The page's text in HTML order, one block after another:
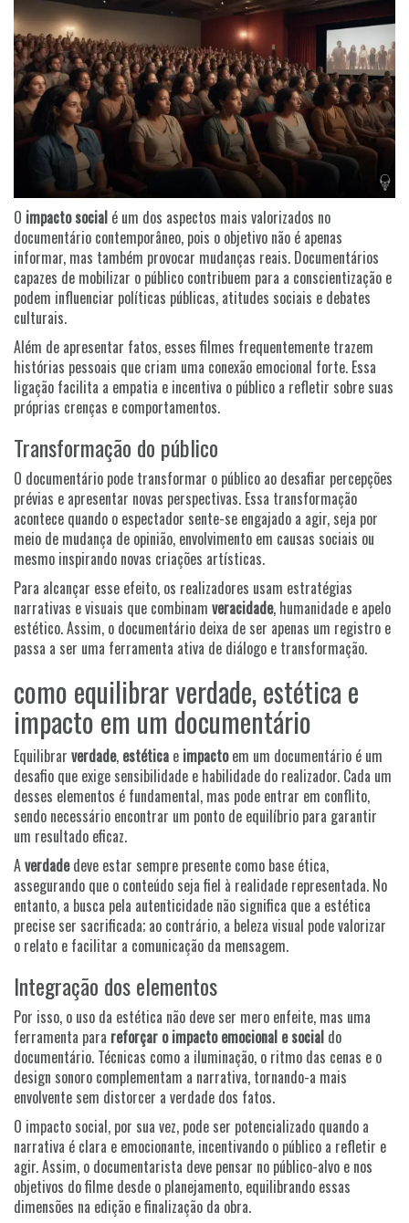
O impacto social é um dos aspectos mais valorizados no
documentário contemporâneo, pois o objetivo não é apenas
informar, mas também provocar mudanças reais. Documentários
capazes de mobilizar o público contribuem para a conscientização e
podem influenciar políticas públicas, atitudes sociais e debates
culturais.
Além de apresentar fatos, esses filmes frequentemente trazem
histórias pessoais que criam uma conexão emocional forte. Essa
ligação facilita a empatia e incentiva o público a refletir sobre suas
próprias crenças e comportamentos.
Transformação do público
O documentário pode transformar o público ao desafiar percepções
prévias e apresentar novas perspectivas. Essa transformação
acontece quando o espectador sente-se engajado a agir, seja por
meio de mudança de opinião, envolvimento em causas sociais ou
mesmo inspirando novas criações artísticas.
Para alcançar esse efeito, os realizadores usam estratégias
narrativas e visuais que combinam veracidade, humanidade e apelo
estético. Assim, o documentário deixa de ser apenas um registro e
passa a ser uma ferramenta ativa de diálogo e transformação.
como equilibrar verdade, estética e
impacto em um documentário
Equilibrar verdade, estética e impactoem um documentário é um
desafio que exige sensibilidade e habilidade do realizador. Cada um
desses elementos é fundamental, mas pode entrar em conflito,
sendo necessário encontrar um ponto de equilíbrio para garantir
um resultado eficaz.
Averdadedeve estar sempre presente como base ética,
assegurando que o conteúdo seja fiel à realidade representada. No
entanto, a busca pela autenticidade não significa que a estética
precise ser sacrificada; ao contrário, a beleza visual pode valorizar
o relato e facilitar a comunicação da mensagem.
Integração dos elementos
Por isso, o uso da estética não deve ser mero enfeite, mas uma
ferramenta para reforçar o impacto emocional e social do
documentário. Técnicas como a iluminação, o ritmo das cenas e o
design sonoro complementam a narrativa, tornando-a mais
envolvente sem distorcer a verdade dos fatos.
O impacto social, por sua vez, pode ser potencializado quando a
narrativa é clara e emocionante, incentivando o público a refletir e
agir. Assim, o documentarista deve pensar no público-alvo e nos
objetivos do filme desde o planejamento, equilibrando essas
dimensões na edição e finalização da obra.